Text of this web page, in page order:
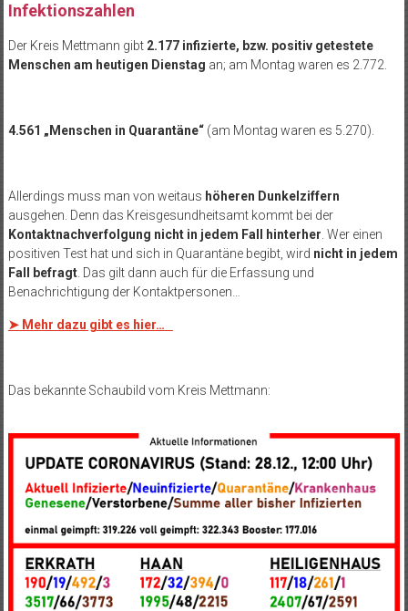
Infektionszahlen
Der Kreis Mettmann gibt2.177 infizierte, bzw. positiv getestete
Menschen am heutigen Dienstag an; am Montag waren es 2.772.
4.561 „Menschen in Quarantäne“ (am Montag waren es 5.270).
Allerdings muss man von weitaus höheren Dunkelziffern
ausgehen. Denn das Kreisgesundheitsamt kommt bei der
Kontaktnachverfolgung nicht in jedem Fall hinterher . Wer einen
positiven Test hat und sich in Quarantäne begibt, wird nicht in jedem
Fall befragt. Das gilt dann auch für die Erfassung und
Benachrichtigung der Kontaktpersonen…
➤ Mehr dazu gibt es hier…
Das bekannte Schaubild vom Kreis Mettmann: